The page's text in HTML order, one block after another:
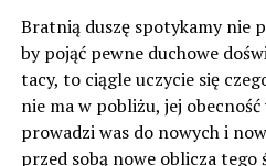
Bratnią duszę spotykamy nie
by pojąć pewne duchowe
tacy, to ciągle uczycie się
nie ma w pobliżu, jej
prowadzi was do nowych i
przed sobą nowe oblicza tego